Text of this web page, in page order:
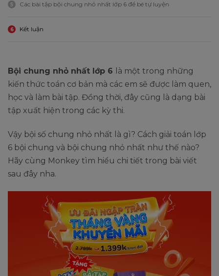
5 Các bài tập bội chung nhỏ nhất lớp 6 để bé tự luyện
6 Kết luận
Bội chung nhỏ nhất lớp 6
là một trong những
kiến thức toán cơ bản mà các em sẽ được làm quen,
học và làm bài tập. Đồng thời, đây cũng là dạng bài
tập xuất hiện trong các kỳ thi.
Vậy bội số chung nhỏ nhất là gì? Cách giải toán lớp
6 bội chung và bội chung nhỏ nhất như thế nào?
Hãy cùng Monkey tìm hiểu chi tiết trong bài viết
sau đây nha.